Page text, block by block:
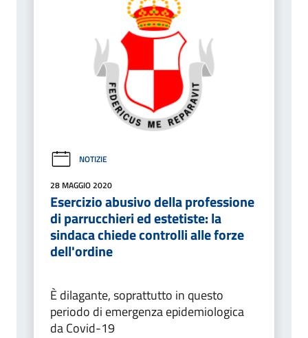
NOTIZIE
28 MAGGIO 2020
Esercizio abusivo della professione
di parrucchieri ed estetiste: la
sindaca chiede controlli alle forze
dell'ordine
È dilagante, soprattutto in questo
periodo di emergenza epidemiologica
da Covid-19